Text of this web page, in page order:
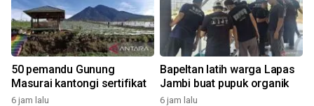
50 pemandu Gunung
Masurai kantongi sertifikat
6 jam lalu
Bapeltan latih warga Lapas
Jambi buat pupuk organik
6 jam lalu